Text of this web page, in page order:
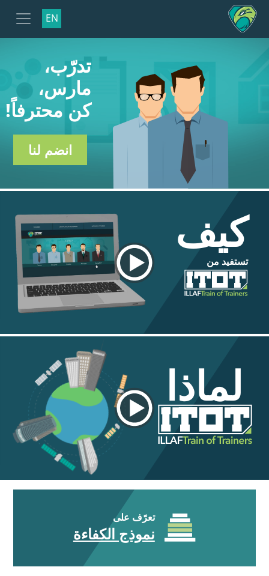
EN
انضم لنا
تدرّب،
مارس،
كن محترفاً!
كيف
تستفيد من
لماذا
تعرّف على
نموذج الكفاءة